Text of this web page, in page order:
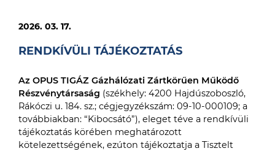
2026. 03. 17.
RENDKÍVÜLI TÁJÉKOZTATÁS
Az OPUS TIGÁZ Gázhálózati Zártkörűen Működő
Részvénytársaság (székhely: 4200 Hajdúszoboszló,
Rákóczi u. 184. sz.; cégjegyzékszám: 09-10-000109; a
továbbiakban: “Kibocsátó”), eleget téve a rendkívüli
tájékoztatás körében meghatározott
kötelezettségének, ezúton tájékoztatja a Tisztelt